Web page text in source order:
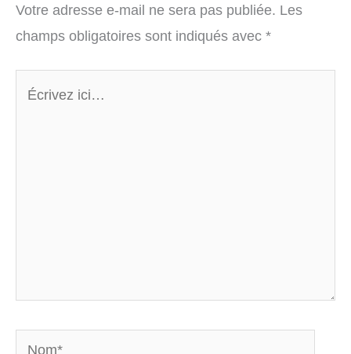
Votre adresse e-mail ne sera pas publiée. Les
champs obligatoires sont indiqués avec *
Nom*